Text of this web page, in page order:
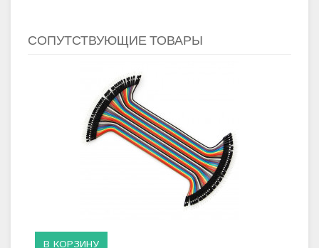
СОПУТСТВУЮЩИЕ ТОВАРЫ
В КОРЗИНУ